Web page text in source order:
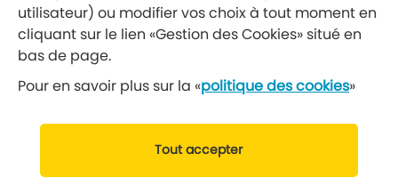
Retrouvez nous sur Facebook
Mentions légales Données personnelles
utilisateur) ou modifier vos choix à tout moment en
cliquant sur le lien «Gestion des Cookies» situé en
bas de page.
Pour en savoir plus sur la «politique des cookies»
Tout accepter